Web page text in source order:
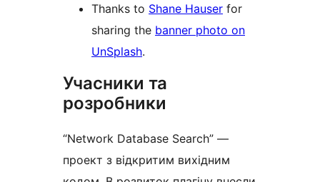
Thanks to Shane Hauser for
sharing the banner photo on
UnSplash.
Учасники та
розробники
“Network Database Search” —
проект з відкритим вихідним